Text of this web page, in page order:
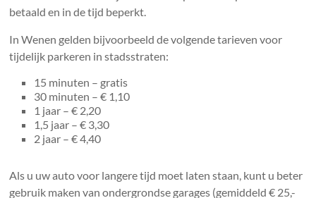
betaald en in de tijd beperkt.
In Wenen gelden bijvoorbeeld de volgende tarieven voor
tijdelijk parkeren in stadsstraten:
15 minuten – gratis
30 minuten – € 1,10
1 jaar – € 2,20
1,5 jaar – € 3,30
2 jaar – € 4,40
Als u uw auto voor langere tijd moet laten staan, kunt u beter
gebruik maken van ondergrondse garages (gemiddeld € 25,-